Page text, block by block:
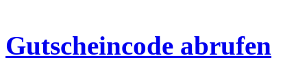
Gutscheincode abrufen